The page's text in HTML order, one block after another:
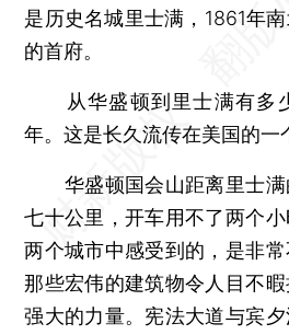
是历史名城里士满，1861年
的首府。
从华盛顿到里士满有多
年。这是长久流传在美国的一
华盛顿国会山距离里士满
七十公里，开车用不了两个
两个城市中感受到的，是非
那些宏伟的建筑物令人目不
强大的力量。宪法大道与宾